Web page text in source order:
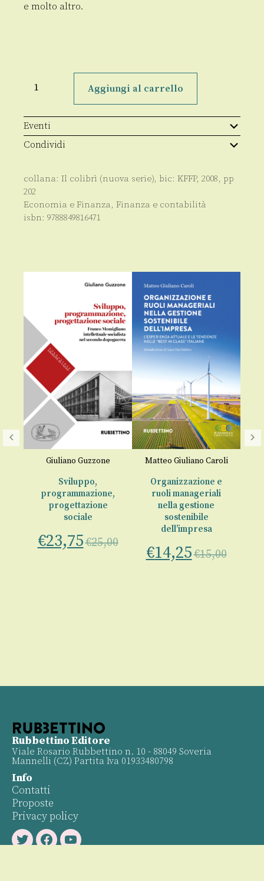
e molto altro.
pensioni
mia
nonna
quantità
Aggiungi al carrello
Eventi
Condividi
collana: Il colibrì (nuova serie), bic: KFFP, 2008, pp
202
Economia e Finanza, Finanza e contabilità
isbn: 9788849816471
Giuliano Guzzone
Sviluppo,
programmazione,
progettazione
sociale
€23,75€25,00
Matteo Giuliano Caroli
Organizzazione e
ruoli manageriali
nella gestione
sostenibile
dell’impresa
€14,25€15,00
Rubbettino Editore
Viale Rosario Rubbettino n. 10 - 88049 Soveria
Mannelli (CZ) Partita Iva 01933480798
Info
Contatti
Proposte
Privacy policy
TwitterFacebookYoutube